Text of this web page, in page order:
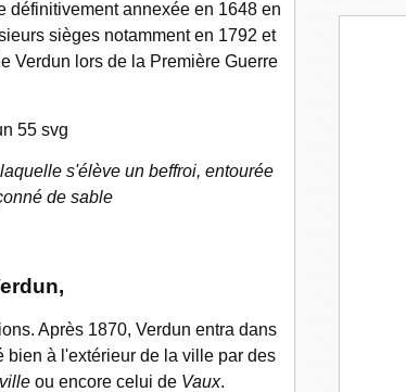
définitivement annexée en 1648 en
sièges notamment en 1792 et
Verdun lors de la Première Guerre
s'élève un beffroi, entourée
de sable
Après 1870, Verdun entra dans
bien à l'extérieur de la ville par des
ou encore celui de Vaux.